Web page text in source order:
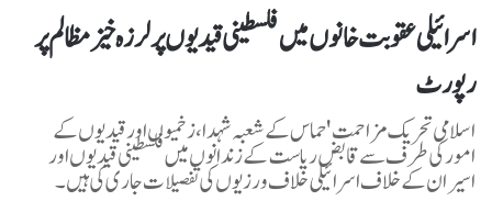
اسرائیلی عقوبت خانوں میں فلسطینی قیدیوں پر لرزہ خیز مظالم پر
رپورٹ
اسلامی تحریک مزاحمت' حماس کے شعبہ شہدا، زخمیوں اور قیدیوں کے
امورکی طرف سے قابض ریاست کے زندانوں میں فلسطینی قیدیوں اور
اسیران کے خلاف اسرائیلی خلاف ورزیوں کی تفصیلات جاری کی ہیں۔